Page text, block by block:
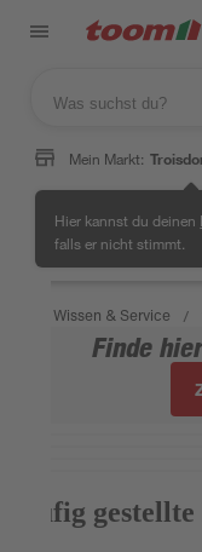
Mein Markt:
Hier kannst du deinen
falls er nicht stimmt.
toom Service
Wissen & Service /
Finde
Häufig